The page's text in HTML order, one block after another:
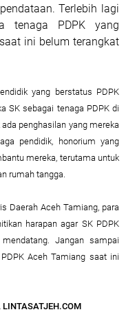
Terlebih lagi
tenaga PDPK yang
ini belum terangkat
yang berstatus PDPK
SK sebagai tenaga PDPK di
penghasilan yang mereka
pendidik, honorium yang
mereka, terutama untuk
rumah tangga.
Daerah Aceh Tamiang, para
harapan agar SK PDPK
Jangan sampai
Aceh Tamiang saat ini